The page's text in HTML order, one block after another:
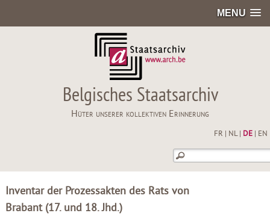
MENU
Belgisches Staatsarchiv
Hüter unserer kollektiven Erinnerung
FR NL| DE| EN
Inventar der Prozessakten des Rats von
Brabant (17. und 18. Jhd.)